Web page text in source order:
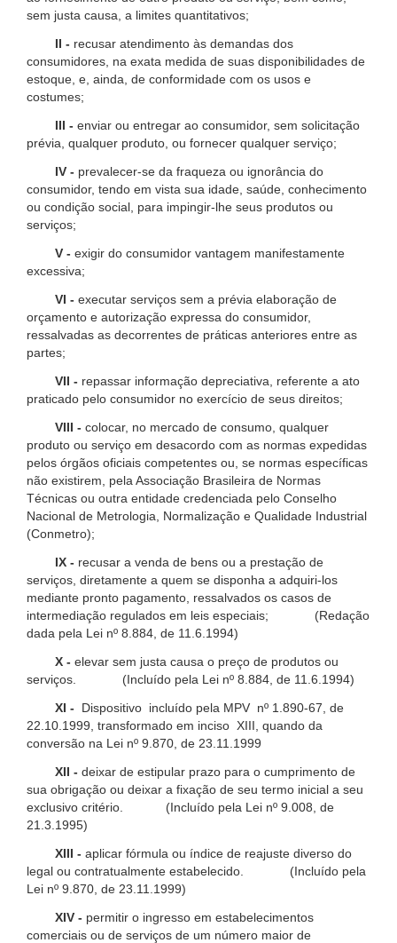
sem justa causa, a limites quantitativos;
II - recusar atendimento às demandas dos
consumidores, na exata medida de suas disponibilidades de
estoque, e, ainda, de conformidade com os usos e
costumes;
III - enviar ou entregar ao consumidor, sem solicitação
prévia, qualquer produto, ou fornecer qualquer serviço;
IV - prevalecer-se da fraqueza ou ignorância do
consumidor, tendo em vista sua idade, saúde, conhecimento
ou condição social, para impingir-lhe seus produtos ou
serviços;
V - exigir do consumidor vantagem manifestamente
excessiva;
VI - executar serviços sem a prévia elaboração de
orçamento e autorização expressa do consumidor,
ressalvadas as decorrentes de práticas anteriores entre as
partes;
VII - repassar informação depreciativa, referente a ato
praticado pelo consumidor no exercício de seus direitos;
VIII - colocar, no mercado de consumo, qualquer
produto ou serviço em desacordo com as normas expedidas
pelos órgãos oficiais competentes ou, se normas específicas
não existirem, pela Associação Brasileira de Normas
Técnicas ou outra entidade credenciada pelo Conselho
Nacional de Metrologia, Normalização e Qualidade Industrial
(Conmetro);
IX - recusar a venda de bens ou a prestação de
serviços, diretamente a quem se disponha a adquiri-los
mediante pronto pagamento, ressalvados os casos de
intermediação regulados em leis especiais; (Redação
dada pela Lei nº 8.884, de 11.6.1994)
X - elevar sem justa causa o preço de produtos ou
serviços. (Incluído pela Lei nº 8.884, de 11.6.1994)
XI -
Dispositivo incluído pela MPV nº 1.890-67, de
22.10.1999, transformado em inciso XIII, quando da
conversão na Lei nº 9.870, de 23.11.1999
XII - deixar de estipular prazo para o cumprimento de
sua obrigação ou deixar a fixação de seu termo inicial a seu
exclusivo critério. (Incluído pela Lei nº 9.008, de
21.3.1995)
XIII - aplicar fórmula ou índice de reajuste diverso do
legal ou contratualmente estabelecido. (Incluído pela
Lei nº 9.870, de 23.11.1999)
XIV - permitir o ingresso em estabelecimentos
comerciais ou de serviços de um número maior de